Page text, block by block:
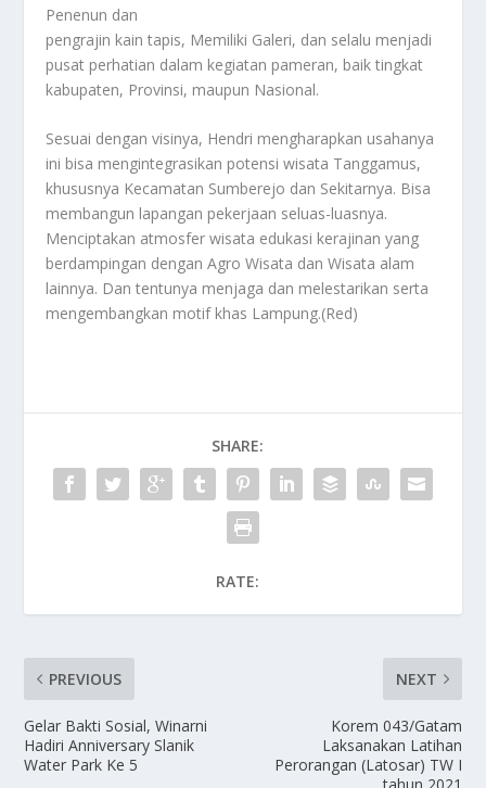
Penenun dan
pengrajin kain tapis, Memiliki Galeri, dan selalu menjadi
pusat perhatian dalam kegiatan pameran, baik tingkat
kabupaten, Provinsi, maupun Nasional.
Sesuai dengan visinya, Hendri mengharapkan usahanya
ini bisa mengintegrasikan potensi wisata Tanggamus,
khususnya Kecamatan Sumberejo dan Sekitarnya. Bisa
membangun lapangan pekerjaan seluas-luasnya.
Menciptakan atmosfer wisata edukasi kerajinan yang
berdampingan dengan Agro Wisata dan Wisata alam
lainnya. Dan tentunya menjaga dan melestarikan serta
mengembangkan motif khas Lampung.(Red)
SHARE:
RATE:
PREVIOUS
Gelar Bakti Sosial, Winarni
Hadiri Anniversary Slanik
Water Park Ke 5
NEXT
Korem 043/Gatam
Laksanakan Latihan
Perorangan (Latosar) TW I